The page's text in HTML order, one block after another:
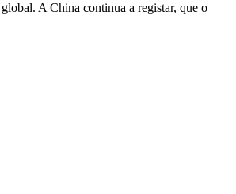
A China continua a registar, que o